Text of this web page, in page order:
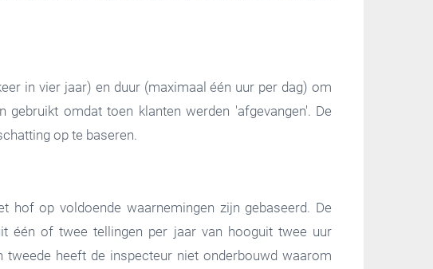
in vier jaar) en duur (maximaal één uur per dag) om
omdat toen klanten werden 'afgevangen'. De
op te baseren.
hof op voldoende waarnemingen zijn gebaseerd. De
één of twee tellingen per jaar van hooguit twee uur
heeft de inspecteur niet onderbouwd waarom